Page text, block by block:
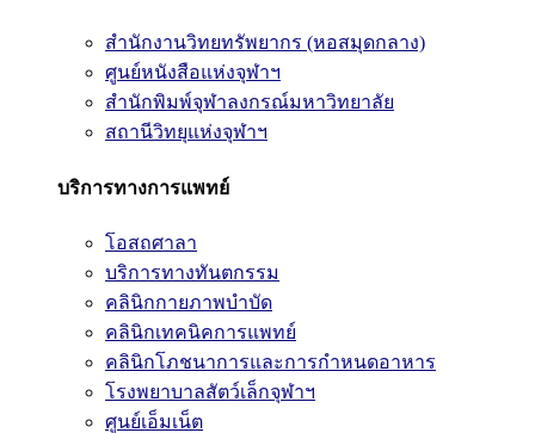
สำนักงานวิทยทรัพยากร (หอสมุดกลาง)
ศูนย์หนังสือแห่งจุฬาฯ
สำนักพิมพ์จุฬาลงกรณ์มหาวิทยาลัย
สถานีวิทยุแห่งจุฬาฯ
บริการทางการแพทย์
โอสถศาลา
บริการทางทันตกรรม
คลินิกกายภาพบำบัด
คลินิกเทคนิคการแพทย์
คลินิกโภชนาการและการกำหนดอาหาร
โรงพยาบาลสัตว์เล็กจุฬาฯ
ศูนย์เอ็มเน็ต